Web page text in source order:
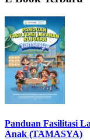
Panduan Fasilitasi
Anak (TAMASYA)